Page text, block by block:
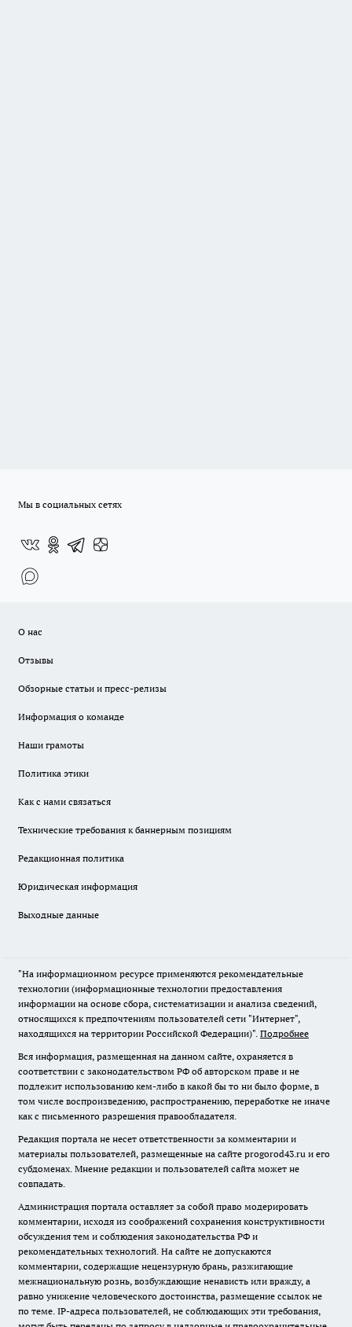
Мы в социальных сетях
О нас
Отзывы
Обзорные статьи и пресс-релизы
Информация о команде
Наши грамоты
Политика этики
Как с нами связаться
Технические требования к баннерным позициям
Редакционная политика
Юридическая информация
Выходные данные
"На информационном ресурсе применяются рекомендательные
технологии (информационные технологии предоставления
информации на основе сбора, систематизации и анализа сведений,
относящихся к предпочтениям пользователей сети "Интернет",
находящихся на территории Российской Федерации)". Подробнее
Вся информация, размещенная на данном сайте, охраняется в
соответствии с законодательством РФ об авторском праве и не
подлежит использованию кем-либо в какой бы то ни было форме, в
том числе воспроизведению, распространению, переработке не иначе
как с письменного разрешения правообладателя.
Редакция портала не несет ответственности за комментарии и
материалы пользователей, размещенные на сайте progorod43.ru и его
субдоменах. Мнение редакции и пользователей сайта может не
совпадать.
Администрация портала оставляет за собой право модерировать
комментарии, исходя из соображений сохранения конструктивности
обсуждения тем и соблюдения законодательства РФ и
рекомендательных технологий. На сайте не допускаются
комментарии, содержащие нецензурную брань, разжигающие
межнациональную рознь, возбуждающие ненависть или вражду, а
равно унижение человеческого достоинства, размещение ссылок не
по теме. IP-адреса пользователей, не соблюдающих эти требования,